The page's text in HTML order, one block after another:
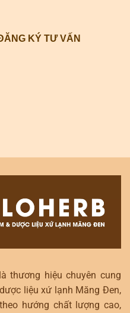
KÝ TƯ VẤN
thương hiệu chuyên cung
liệu xứ lạnh Măng Đen,
hướng chất lượng cao,